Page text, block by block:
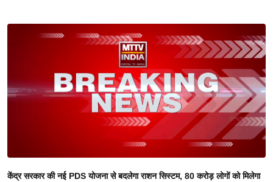
केंद्र सरकार की नई PDS योजना से बदलेगा राशन सिस्टम, 80 करोड़ लोगों को मिलेगा